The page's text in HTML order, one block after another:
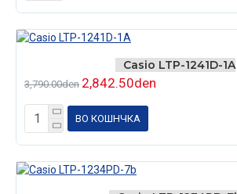
Casio LTP-1241D-1A
3,790.00den 2,842.50den
ВО КОШНЧКА